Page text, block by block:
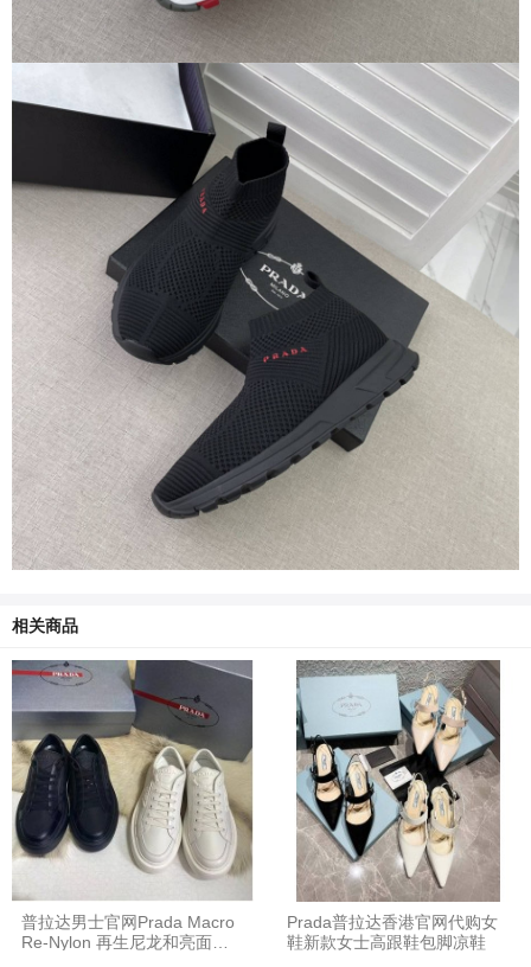
相关商品
普拉达男士官网Prada Macro
Re-Nylon 再生尼龙和亮面皮
Prada普拉达香港官网代购女
鞋新款女士高跟鞋包脚凉鞋